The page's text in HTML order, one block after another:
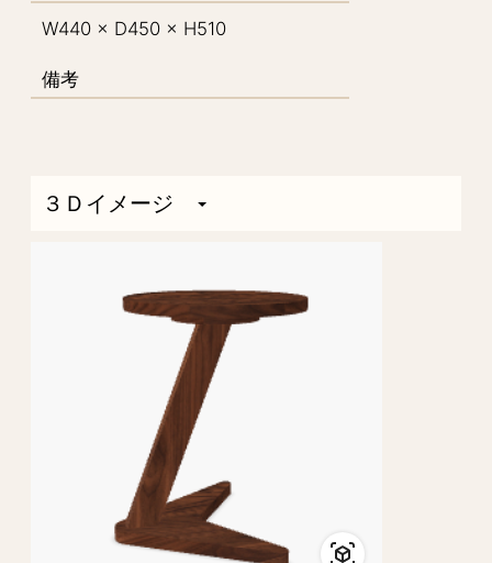
W440 × D450 × H510
備考
３Ｄイメージ